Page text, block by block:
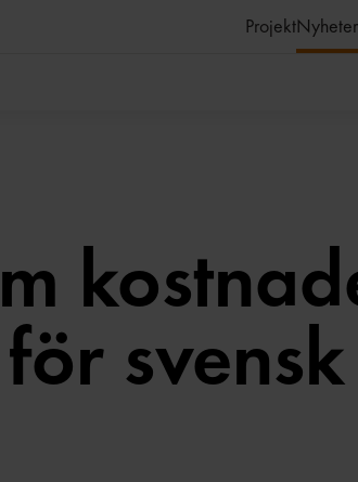
ProjektNyheter
svensk